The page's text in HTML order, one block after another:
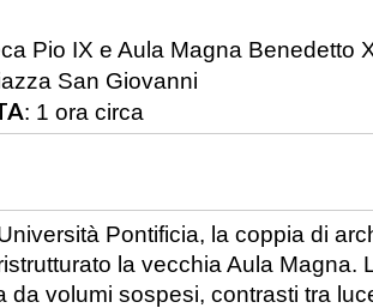
Pio IX e Aula Magna Benedetto
San Giovanni
: 1 ora circa
Pontificia, la coppia di
la vecchia Aula Magna.
da volumi sospesi, contrasti tra